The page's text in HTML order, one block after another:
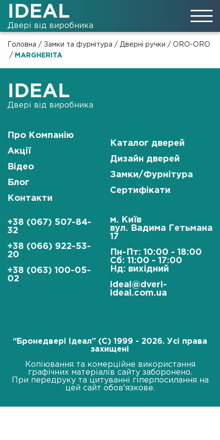
IDEAL
Двері від виробника
Головна / Замки та фурнітура / Дверні ручки / ORO-ORO
/
MARGHERITA
IDEAL
Двері від виробника
Про Компанію
Акції
Відео
Блог
Контакти
Каталог дверей
Дизайн дверей
Замки/Фурнітура
Сертифікати
+38 (067) 507-84-
32
+38 (066) 922-53-
20
+38 (063) 100-05-
02
м. Київ
вул. Вадима Гетьмана
17
Пн-Пт: 10:00 - 18:00
Сб: 11:00 - 17:00
Нд: вихідний
ideal@dveri-
ideal.com.ua
“Бронедвері Ідеал” (C) 1999 - 2026. Усі права
захищені
Копіювання та комерційне використання
графічних матеріалів сайту заборонено.
При передруку та цитуванні гіперпосилання на
цей сайт обов'язкове.